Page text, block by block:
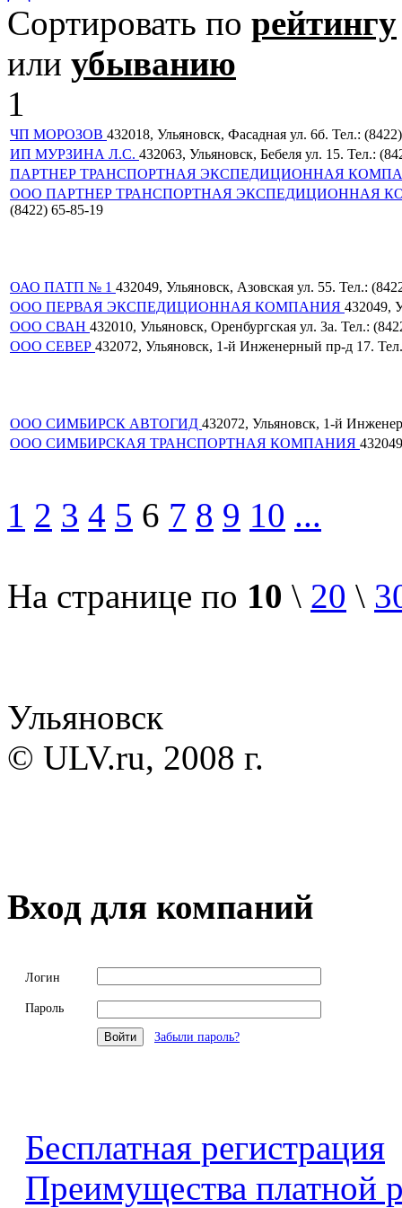
Сортировать по рейтингу
или убыванию
1
ЧП МОРОЗОВ 432018, Ульяновск, Фасадная ул. 6б. Тел.:
ИП МУРЗИНА Л.С. 432063, Ульяновск, Бебеля ул. 15. Тел.:
ПАРТНЕР ТРАНСПОРТНАЯ ЭКСПЕДИЦИОННАЯ
ООО ПАРТНЕР ТРАНСПОРТНАЯ ЭКСПЕДИЦИОННАЯ
(8422) 65-85-19
ОАО ПАТП № 1 432049, Ульяновск, Азовская ул. 55. Тел.:
ООО ПЕРВАЯ ЭКСПЕДИЦИОННАЯ КОМПАНИЯ 432049,
ООО СВАН 432010, Ульяновск, Оренбургская ул. 3а. Тел.:
ООО СЕВЕР 432072, Ульяновск, 1-й Инженерный пр-д 17.
ООО СИМБИРСК АВТОГИД 432072, Ульяновск, 1-й
ООО СИМБИРСКАЯ ТРАНСПОРТНАЯ КОМПАНИЯ
1 2 3 4 5 6 7 8 9 10 ...
На странице по 10 \ 20 \
Ульяновск
© ULV.ru, 2008 г.
Вход для компаний
Логин
Пароль
Забыли пароль?
Бесплатная регистрация
Преимущества платной